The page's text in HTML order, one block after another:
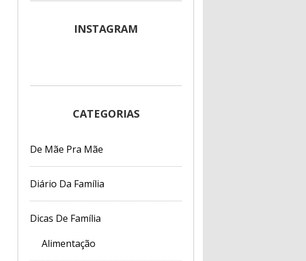
INSTAGRAM
CATEGORIAS
De Mãe Pra Mãe
Diário Da Família
Dicas De Família
Alimentação